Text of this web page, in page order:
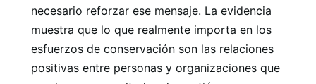
necesario reforzar ese mensaje. La evidencia
muestra que lo que realmente importa en los
esfuerzos de conservación son las relaciones
positivas entre personas y organizaciones que